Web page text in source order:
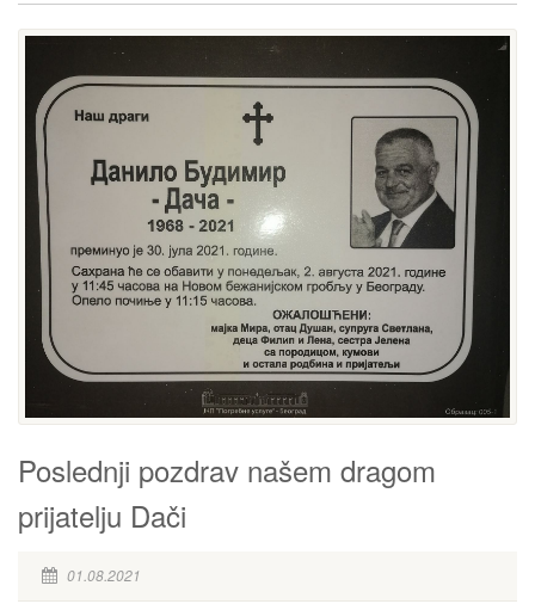
Poslednji pozdrav našem dragom
prijatelju Dači
01.08.2021